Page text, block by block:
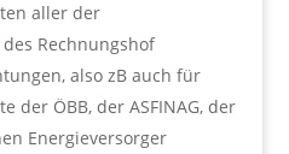
aller der
Rechnungshof
also zB auch für
der ÖBB, der ASFINAG, der
Energieversorger